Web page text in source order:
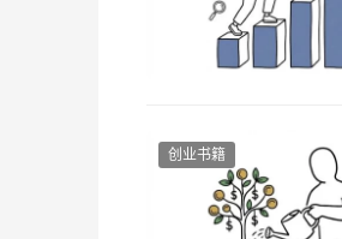
创业书籍